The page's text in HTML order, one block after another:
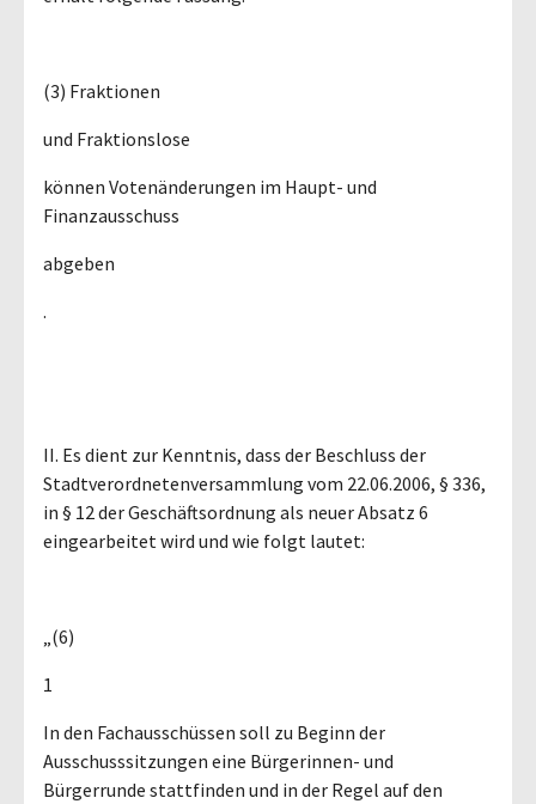
(3) Fraktionen
und Fraktionslose
können Votenänderungen im Haupt- und
Finanzausschuss
abgeben
.
II. Es dient zur Kenntnis, dass der Beschluss der
Stadtverordnetenversammlung vom 22.06.2006, § 336,
in § 12 der Geschäftsordnung als neuer Absatz 6
eingearbeitet wird und wie folgt lautet:
„(6)
1
In den Fachausschüssen soll zu Beginn der
Ausschusssitzungen eine Bürgerinnen- und
Bürgerrunde stattfinden und in der Regel auf den